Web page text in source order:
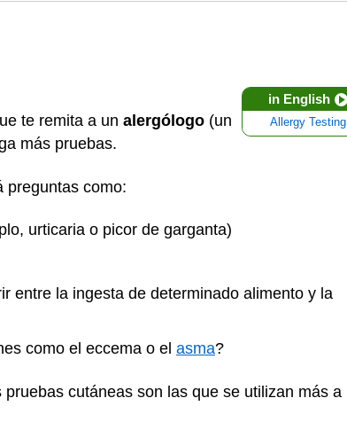
in English
Allergy Testing
te remita a un alergólogo (un
más pruebas.
preguntas como:
urticaria o picor de garganta)
entre la ingesta de determinado alimento y la
como el eccema o el asma?
cutáneas son las que se utilizan más a